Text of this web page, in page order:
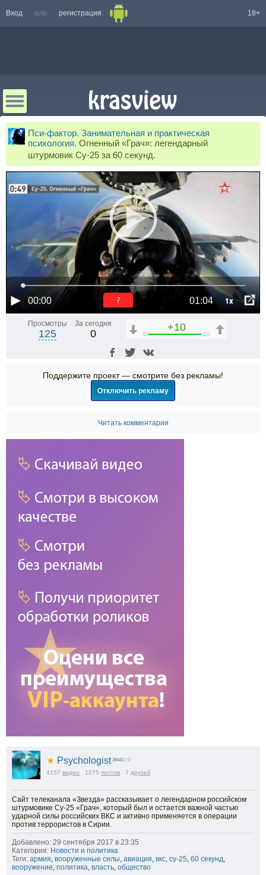
Вход или регистрация 18+
Пси-фактор. Занимательная и практическая
психология. Огненный «Грач»: легендарный
штурмовик Су-25 за 60 секунд.
00:00 01:04 1x
6
Просмотры
125
За сегодня
0
+10
0 10
Поддержите проект — смотрите без рекламы!
Отключить рекламу
Читать комментарии
★ Psychologist 36441 | 0
4157 видео 1275 постов 7 друзей
Сайт телеканала «Звезда» рассказывает о легендарном российском
штурмовике Су-25 «Грач», который был и остается важной частью
ударной силы российских ВКС и активно применяется в операции
против террористов в Сирии.
Добавлено: 29 сентября 2017 в 23:35
Категория: Новости и политика
Теги: армия, вооруженные силы, авиация, вкс, су-25, 60 секунд,
вооружение, политика, власть, общество